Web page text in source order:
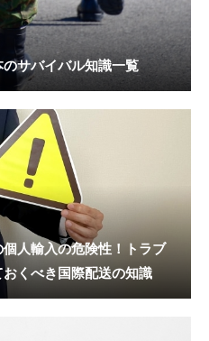
サバイバル知識一覧
人輸入の危険性！トラブ
くべき国際配送の知識